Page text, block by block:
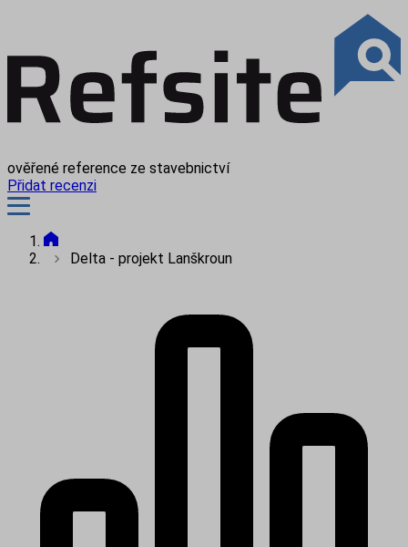
ověřené reference ze stavebnictví
Přidat recenzi
Delta - projekt Lanškroun